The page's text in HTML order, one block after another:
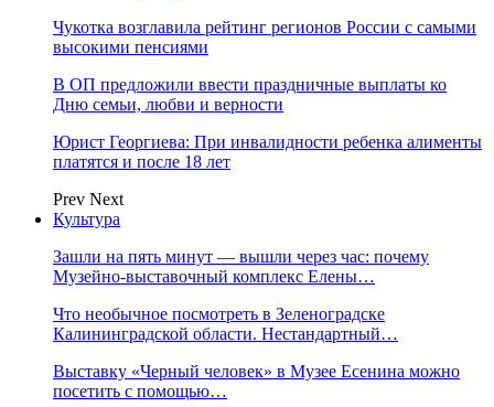
Чукотка возглавила рейтинг регионов России с самыми
высокими пенсиями
В ОП предложили ввести праздничные выплаты ко
Дню семьи, любви и верности
Юрист Георгиева: При инвалидности ребенка алименты
платятся и после 18 лет
Prev Next
Культура
Зашли на пять минут — вышли через час: почему
Музейно-выставочный комплекс Елены…
Что необычное посмотреть в Зеленоградске
Калининградской области. Нестандартный…
Выставку «Черный человек» в Музее Есенина можно
посетить с помощью…